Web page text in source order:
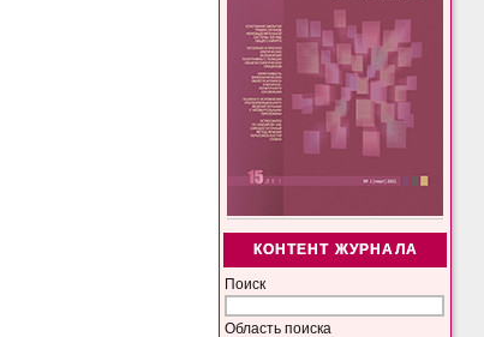
КОНТЕНТ ЖУРНАЛА
Поиск
Область поиска